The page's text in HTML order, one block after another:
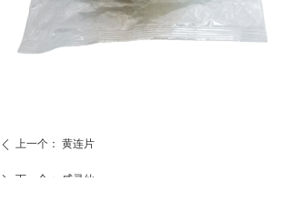
ꄴ 上一个： 黄连片
ꄲ 下一个： 威灵仙